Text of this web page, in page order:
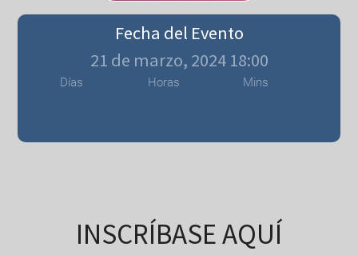
Fecha del Evento
21 de marzo, 2024 18:00
Días Horas Mins
INSCRÍBASE AQUÍ